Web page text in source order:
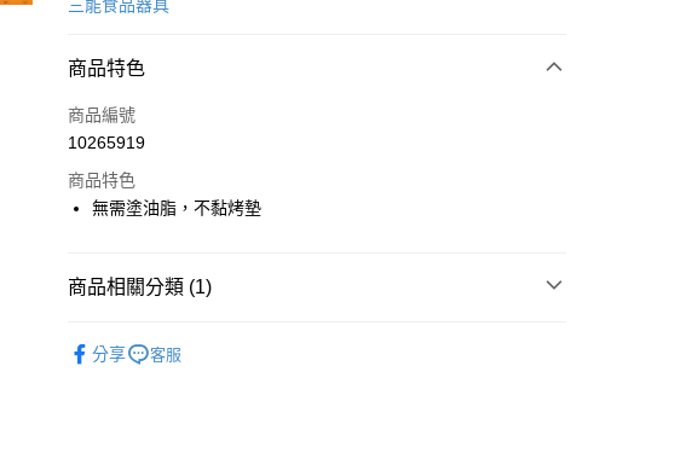
運送方式
• 付款後全家取貨
每筆NT$60，滿NT$699(含以上)免運費
每筆NT$60，滿NT$699(含以上)免運費
每筆NT$250
三能食品器具
商品特色
商品編號
10265919
商品特色
無需塗油脂，不黏烤墊
商品相關分類 (1)
分享
客服